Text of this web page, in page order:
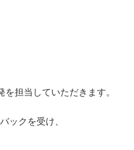
担当していただきます。
ックを受け、